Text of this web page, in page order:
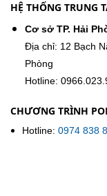
HỆ THỐNG TRUNG
Cơ sở TP. Hải
Địa chỉ: 12 Bạch
Phòng
Hotline:
CHƯƠNG TRÌNH
Hotline: 0974 838